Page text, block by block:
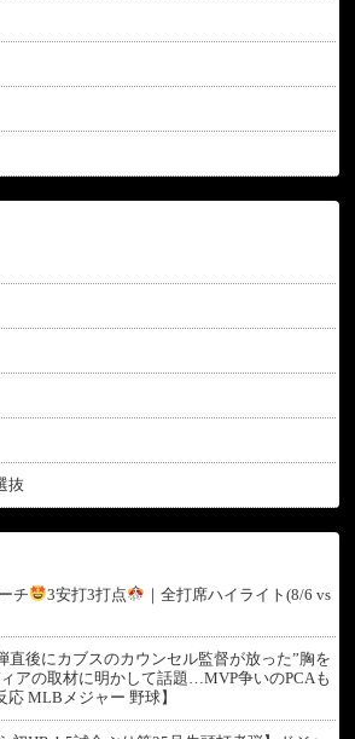
抜
チ 3安打3打点
｜全打席ハイライト(8/6 vs
直後にカブスのカウンセル監督が放った”胸を
アの取材に明かして話題…MVP争いのPCAも
MLBメジャー 野球】